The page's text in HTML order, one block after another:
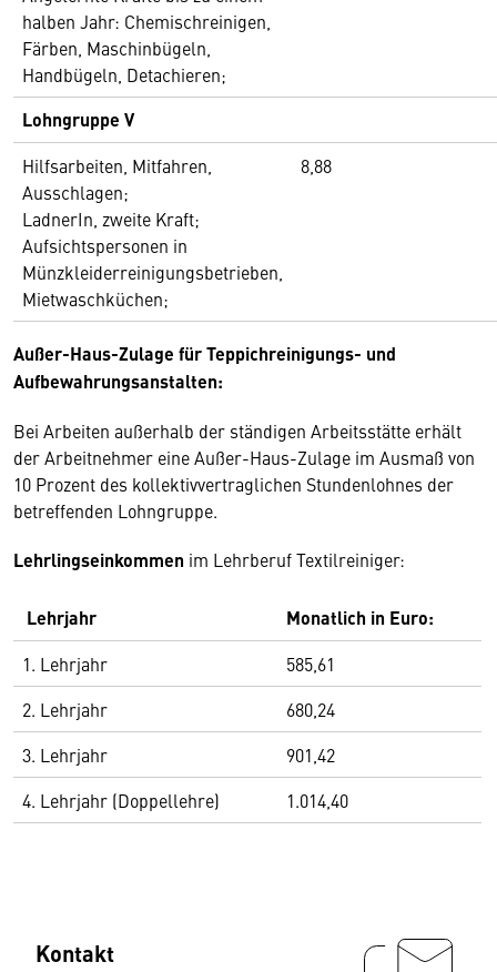
halben Jahr: Chemischreinigen,
Färben, Maschinbügeln,
Handbügeln, Detachieren;
Lohngruppe V
Hilfsarbeiten, Mitfahren,
Ausschlagen;
LadnerIn, zweite Kraft;
Aufsichtspersonen in
Münzkleiderreinigungsbetrieben,
Mietwaschküchen;
8,88
Außer-Haus-Zulage für Teppichreinigungs- und
Aufbewahrungsanstalten:
Bei Arbeiten außerhalb der ständigen Arbeitsstätte erhält
der Arbeitnehmer eine Außer-Haus-Zulage im Ausmaß von
10 Prozent des kollektivvertraglichen Stundenlohnes der
betreffenden Lohngruppe.
Lehrlingseinkommen im Lehrberuf Textilreiniger:
Lehrjahr Monatlich in Euro:
1. Lehrjahr
585,61
2. Lehrjahr
680,24
3. Lehrjahr
901,42
4. Lehrjahr (Doppellehre)
1.014,40
Kontakt